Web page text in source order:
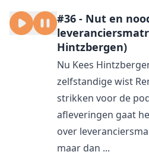
#36 - Nut en
Hintzbergen)
Nu Kees
zelfstandige wist
strikken voor de
afleveringen gaat
over
maar dan ...